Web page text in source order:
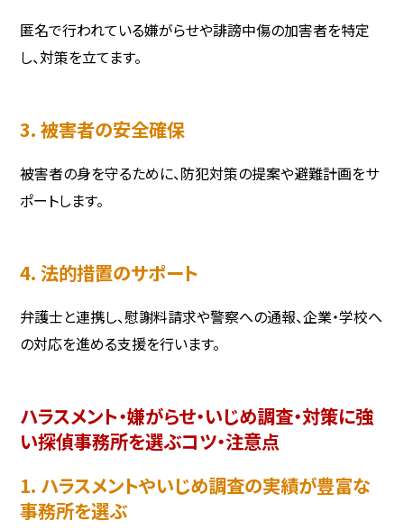
匿名で行われている嫌がらせや誹謗中傷の加害者を特定
し、対策を立てます。
3. 被害者の安全確保
被害者の身を守るために、防犯対策の提案や避難計画をサ
ポートします。
4. 法的措置のサポート
弁護士と連携し、慰謝料請求や警察への通報、企業・学校へ
の対応を進める支援を行います。
ハラスメント・嫌がらせ・いじめ調査・対策に強
い探偵事務所を選ぶコツ・注意点
1. ハラスメントやいじめ調査の実績が豊富な
事務所を選ぶ